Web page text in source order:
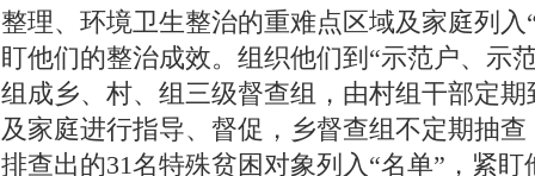
整理、环境卫生整治的重难点区域及家庭列入
盯他们的整治成效。组织他们到“示范户、示
组成乡、村、组三级督查组，由村组干部定
及家庭进行指导、督促，乡督查组不定期抽
排查出的31名特殊贫困对象列入“名单”，紧